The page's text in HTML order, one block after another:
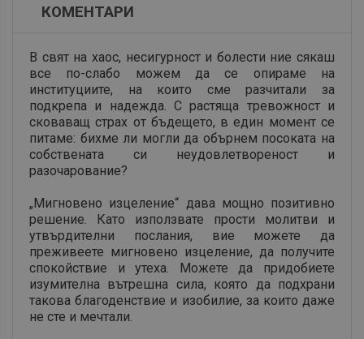
КОМЕНТАРИ
В свят на хаос, несигурност и болести ние сякаш
все по-слабо можем да се опираме на
институциите, на които сме разчитали за
подкрепа и надежда. С растяща тревожност и
сковаващ страх от бъдещето, в един момент се
питаме: бихме ли могли да обърнем посоката на
собствената си неудовлетвореност и
разочарование?
„Мигновено изцеление“ дава мощно позитивно
решение. Като използвате прости молитви и
утвърдителни послания, вие можете да
преживеете мигновено изцеление, да получите
спокойствие и утеха. Можете да придобиете
изумителна вътрешна сила, която да подхрани
такова благоденствие и изобилие, за които даже
не сте и мечтали.